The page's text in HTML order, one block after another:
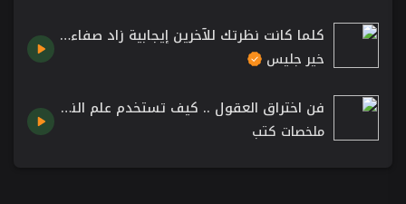
كلما كانت نظرتك للآخرين إيجابية زاد صفاء ذهنك ومعدل إنتاجك – كتاب أراك على القمة بقلم زيج زيجلار
خير جليس
فن اختراق العقول .. كيف تستخدم علم النفس في اقناع الاخرين بما تريد
ملخصات كتب